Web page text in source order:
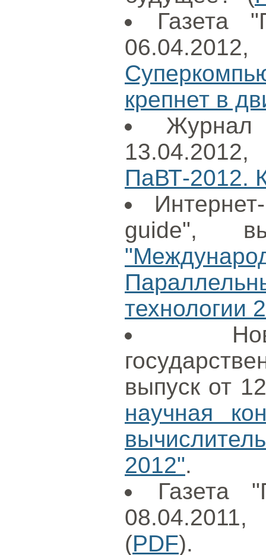
Газета
крепнет в
ПаВТ-2012.
guide",
технологии
выпуск от
научная
2012".
Газета
(PDF).